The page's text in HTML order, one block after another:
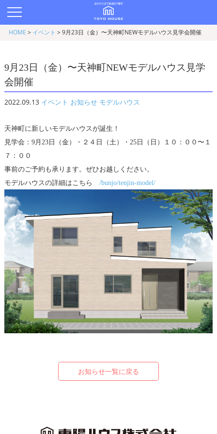
HOME > イベント >9月23日（金）〜天神町NEWモデルハウス見学会開催
9月23日（金）〜天神町NEWモデルハウス見学
会開催
2022.09.13 イベント お知らせ モデルハウス
天神町に新しいモデルハウスが誕生！
見学会：9月23日（金）・２４日（土）・25日（日）１０：００〜１
７：００
事前のご予約も承ります。ぜひお越しください。
モデルハウスの詳細はこちら /bunjo/tenjin-model/
お知らせ一覧に戻る